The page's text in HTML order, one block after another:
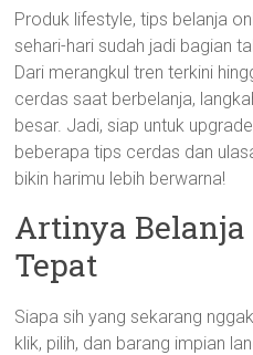
Produk lifestyle, tips belanja
sehari-hari sudah jadi bagian
Dari merangkul tren terkini
cerdas saat berbelanja,
besar. Jadi, siap untuk
beberapa tips cerdas dan
bikin harimu lebih berwarna!
Artinya
Tepat
Siapa sih yang sekarang
klik, pilih, dan barang impian